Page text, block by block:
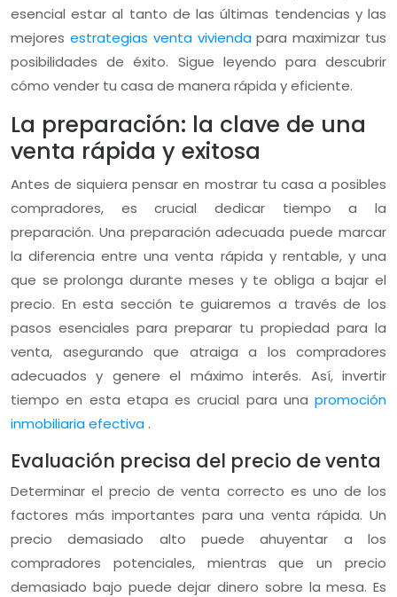
esencial estar al tanto de las últimas tendencias y las
mejores estrategias venta viviendapara maximizar tus
posibilidades de éxito. Sigue leyendo para descubrir
cómo vender tu casa de manera rápida y eficiente.
La preparación: la clave de una
venta rápida y exitosa
Antes de siquiera pensar en mostrar tu casa a posibles
compradores, es crucial dedicar tiempo a la
preparación. Una preparación adecuada puede marcar
la diferencia entre una venta rápida y rentable, y una
que se prolonga durante meses y te obliga a bajar el
precio. En esta sección te guiaremos a través de los
pasos esenciales para preparar tu propiedad para la
venta, asegurando que atraiga a los compradores
adecuados y genere el máximo interés. Así, invertir
tiempo en esta etapa es crucial para una promoción
inmobiliaria efectiva .
Evaluación precisa del precio de venta
Determinar el precio de venta correcto es uno de los
factores más importantes para una venta rápida. Un
precio demasiado alto puede ahuyentar a los
compradores potenciales, mientras que un precio
demasiado bajo puede dejar dinero sobre la mesa. Es